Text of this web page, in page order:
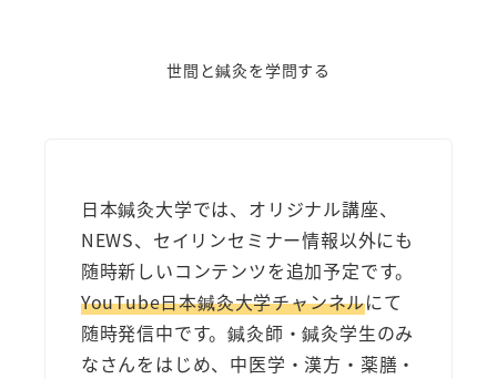
世間と鍼灸を学問する
日本鍼灸大学では、オリジナル講座、
NEWS、セイリンセミナー情報以外にも
随時新しいコンテンツを追加予定です。
YouTube日本鍼灸大学チャンネルにて
随時発信中です。鍼灸師・鍼灸学生のみ
なさんをはじめ、中医学・漢方・薬膳・